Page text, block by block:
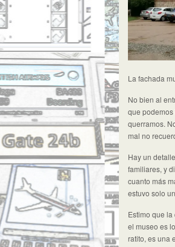
La fachada
No bien al
que podemos
querramos.
mal no
Hay un
familiares, y
cuanto más
estuvo solo
Estimo que
el museo es
ratito, es una